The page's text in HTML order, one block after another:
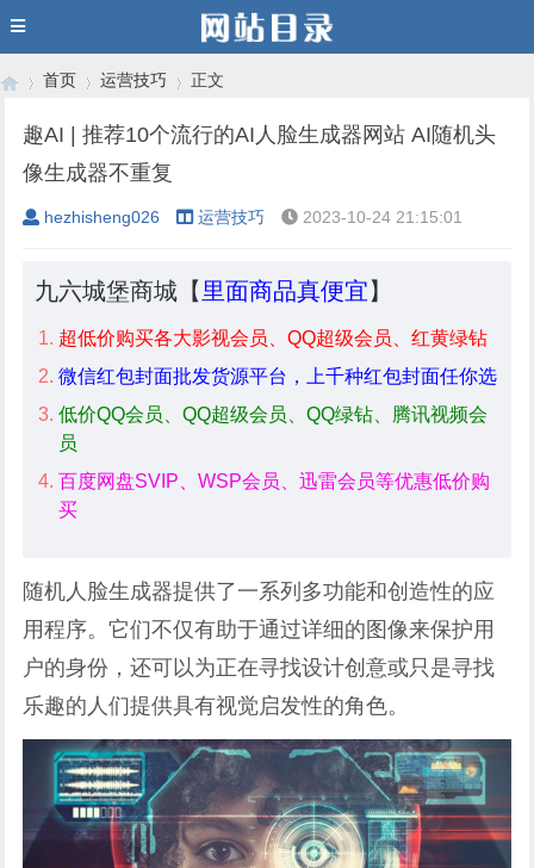
首页
›
运营技巧
›
正文
趣AI | 推荐10个流行的AI人脸生成器网站 AI随机头
像生成器不重复
hezhisheng026 运营技巧 2023-10-24 21:15:01
九六城堡商城【 里面商品真便宜】
超低价购买各大影视会员、QQ超级会员、红黄绿钻
微信红包封面批发货源平台，上千种红包封面任你选
低价QQ会员、QQ超级会员、QQ绿钻、腾讯视频会
员
百度网盘SVIP、WSP会员、迅雷会员等优惠低价购
买
随机人脸生成器提供了一系列多功能和创造性的应
用程序。它们不仅有助于通过详细的图像来保护用
户的身份，还可以为正在寻找设计创意或只是寻找
乐趣的人们提供具有视觉启发性的角色。